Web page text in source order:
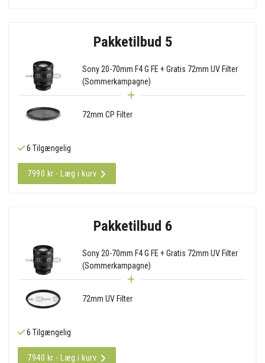
Pakketilbud 5
Sony 20-70mm F4 G FE + Gratis 72mm UV Filter
(Sommerkampagne)
72mm CP Filter
6 Tilgængelig
7990 kr - Læg i kurv
Pakketilbud 6
Sony 20-70mm F4 G FE + Gratis 72mm UV Filter
(Sommerkampagne)
72mm UV Filter
6 Tilgængelig
7940 kr - Læg i kurv